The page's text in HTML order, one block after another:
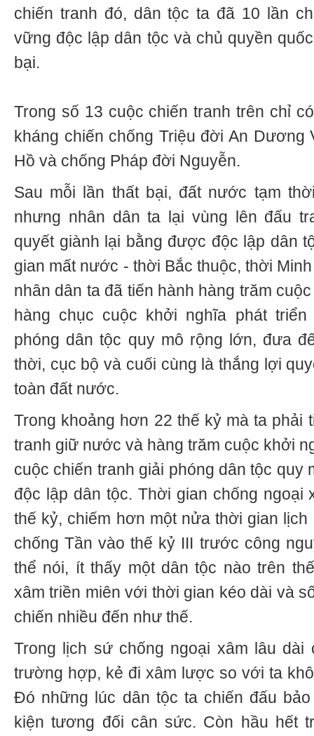
chiến tranh đó, dân tộc ta đã 10 lần
vững độc lập dân tộc và chủ quyền
bại.
Trong số 13 cuộc chiến tranh trên chỉ
kháng chiến chống Triệu đời An Dương
Hồ và chống Pháp đời Nguyễn.
Sau mỗi lần thất bại, đất nước tạm
nhưng nhân dân ta lại vùng lên đấu
quyết giành lại bằng được độc lập dân
gian mất nước - thời Bắc thuộc, thời
nhân dân ta đã tiến hành hàng trăm
hàng chục cuộc khởi nghĩa phát
phóng dân tộc quy mô rộng lớn, đưa
thời, cục bộ và cuối cùng là thắng lợi
toàn đất nước.
Trong khoảng hơn 22 thế kỷ mà ta phải
tranh giữ nước và hàng trăm cuộc khởi
cuộc chiến tranh giải phóng dân tộc quy
độc lập dân tộc. Thời gian chống ngoại
thế kỷ, chiếm hơn một nửa thời gian
chống Tần vào thế kỷ III trước công
thể nói, ít thấy một dân tộc nào trên
xâm triền miên với thời gian kéo dài và
chiến nhiều đến như thế.
Trong lịch sứ chống ngoại xâm lâu dài
trường hợp, kẻ đi xâm lược so với ta
Đó những lúc dân tộc ta chiến đấu
kiện tương đối cân sức. Còn hầu hết